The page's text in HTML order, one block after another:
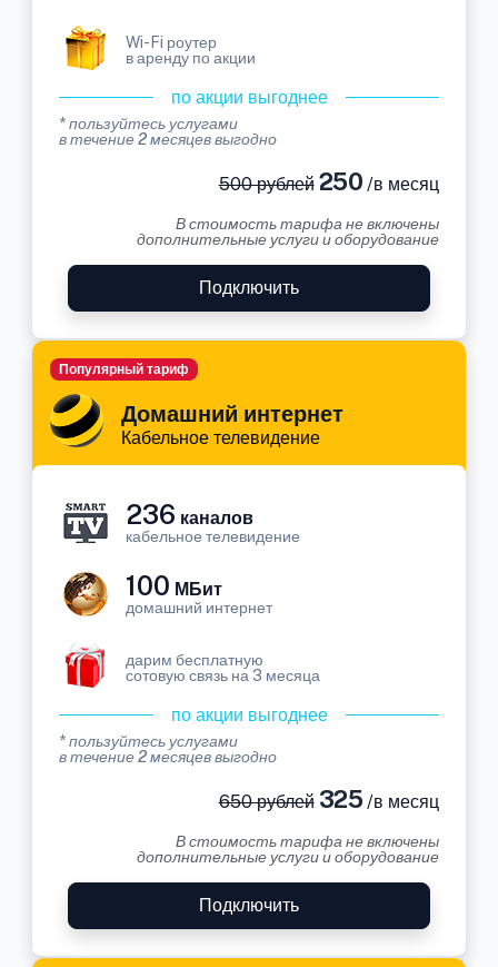
Wi-Fi роутер
в аренду по акции
по акции выгоднее
* пользуйтесь услугами
в течение 2 месяцев выгодно
500 рублей250 /в месяц
В стоимость тарифа не включены
дополнительные услуги и оборудование
Подключить
Домашний интернет
Кабельное телевидение
Популярный тариф
236 каналов
кабельное телевидение
100 МБит
домашний интернет
дарим бесплатную
сотовую связь на 3 месяца
по акции выгоднее
* пользуйтесь услугами
в течение 2 месяцев выгодно
650 рублей325 /в месяц
В стоимость тарифа не включены
дополнительные услуги и оборудование
Подключить